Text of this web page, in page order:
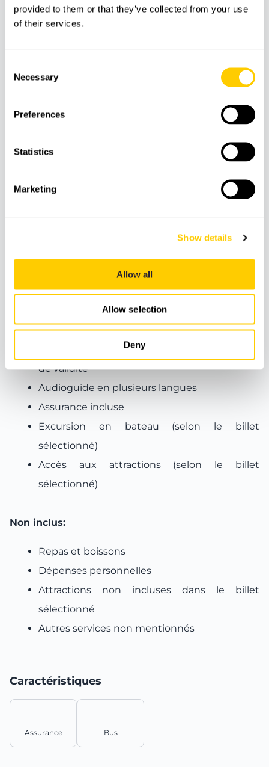
provided to them or that they’ve collected from your use
of their services.
Selection
Necessary
Preferences
Statistics
Marketing
Show details
Allow all
Allow selection
Deny
Museu Es Baluard et château de San Carlos.
Audioguide autoguidé (en anglais).
excursion en bateau, accès au château de
Museu Marítim Mallorca, CaixaForum Palma,
Palau March, cathédrale de Majorque (La Seu)
Billet de bus Hop-On Hop-Off (24h ou 48h
selon le billet sélectionné)
Utilisation illimitée du bus pendant la période
de validité
Audioguide en plusieurs langues
Assurance incluse
Excursion en bateau (selon le billet
sélectionné)
Accès aux attractions (selon le billet
sélectionné)
Non inclus:
Repas et boissons
Dépenses personnelles
Attractions non incluses dans le billet
sélectionné
Autres services non mentionnés
Caractéristiques
Assurance Bus